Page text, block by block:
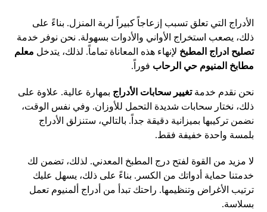
الأدراج التي تعلق تسبب إزعاجاً كبيراً لربة المنزل. بناءً على
ذلك، يصعب استخراج الأواني والأدوات بسهولة. نحن نوفر خدمة
تصليح ادراج المطبخ لإنهاء هذه المعاناة تماماً. لذلك، يتدخل معلم
مطابخ المنيوم حي الرحاب فوراً.
نحن نقدم خدمةتغيير سحابات الأدراج بمهارة عالية. علاوة على
ذلك، نختار سحابات شديدة التحمل للأوزان. وفي نفس الوقت،
نضمن تركيبها بميزانية دقيقة جداً. بالتالي، ستنزلق الأدراج
بلمسة واحدة خفيفة فقط.
لا مزيد من القوة لفتح درج المطبخ المعدني. لذلك، تضمن لك
خدمتنا حماية أدواتك من الكسر. بناءً على ذلك، يسهل عليك
ترتيب الأغراض وتنظيمها. راحتك تبدأ من أدراج ألمنيوم تعمل
بسلاسة.